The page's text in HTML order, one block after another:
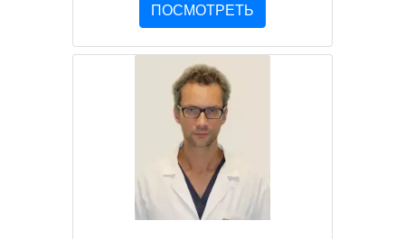
ПОСМОТРЕТЬ